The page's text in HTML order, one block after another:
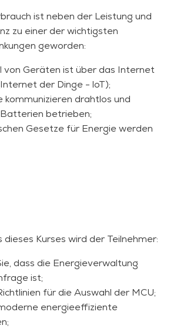
ist neben der Leistung und
zu einer der wichtigsten
geworden:
von Geräten ist über das Internet
der Dinge - loT);
kommunizieren drahtlos und
betrieben;
Gesetze für Energie werden
Energie verbrauchen.
ganzheitlich vorgehen.
ist ein Systemproblem mit
Stelle kann einen Verlust an
bedeuten. Es geht darum, ein
und Kompromisse zu
dieses Kurses wird der Teilnehmer:
dass die Energieverwaltung
ist;
für die Auswahl der MCU;
energieeffiziente